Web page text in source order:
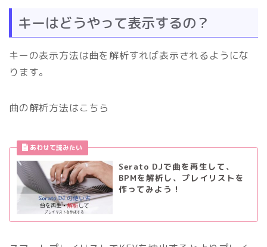
キーはどうやって表示するの？
キーの表示方法は曲を解析すれば表示されるようにな
ります。
曲の解析方法はこちら
Serato DJで曲を再生して、
BPMを解析し、プレイリストを
作ってみよう！